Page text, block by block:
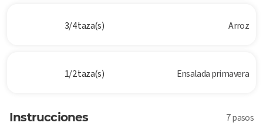
3/4 taza(s) Arroz
1/2 taza(s) Ensalada primavera
Instrucciones 7 pasos